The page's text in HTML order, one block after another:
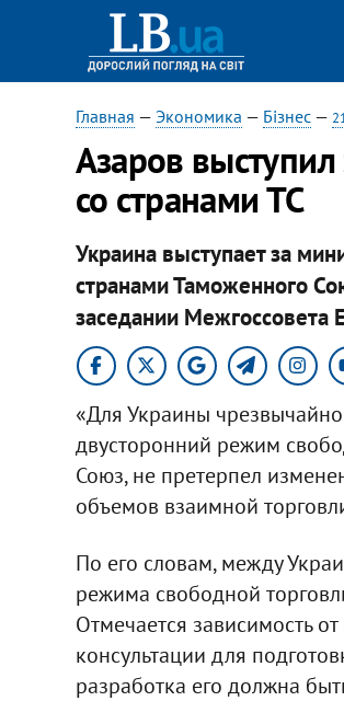
Главная — Экономика — Бізнес—
Азаров
со странами ТС
Украина выступает за
странами Таможенного
заседании Межгоссовета
«Для Украины
двусторонний режим
Союз, не претерпел
объемов взаимной
По его словам, между
режима свободной
Отмечается зависимость
консультации для
разработка его должна